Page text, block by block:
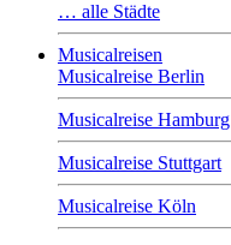
… alle Städte
Musicalreisen
Musicalreise Berlin
Musicalreise Hamburg
Musicalreise Stuttgart
Musicalreise Köln